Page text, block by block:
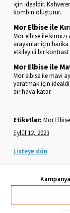
için idealdir.
kombin oluşturur.
Mor Elbise ile
Mor elbise ile
arayanlar için harika
etkileyici bir kontrast
Mor Elbise ile
Mor elbise ile mavi
yaratmak için
bir hava katar.
Etiketler: Mor
Eylül 12, 2023
Listeye dön